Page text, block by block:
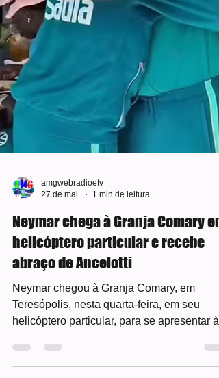
amgwebradioetv
27 de mai.
1 min de leitura
Neymar chega à Granja Comary em
helicóptero particular e recebe
abraço de Ancelotti
Neymar chegou à Granja Comary, em